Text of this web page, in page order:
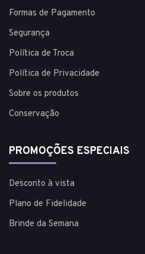
Formas de Pagamento
Segurança
Política de Troca
Política de Privacidade
Sobre os produtos
Conservação
PROMOÇÕES ESPECIAIS
Desconto à vista
Plano de Fidelidade
Brinde da Semana